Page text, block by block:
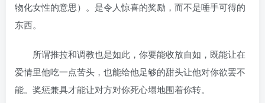
物化女性的意思）。是令人惊喜的奖励，而不是唾手可得的
东西。
所谓推拉和调教也是如此，你要能收放自如，既能让在
爱情里他吃一点苦头，也能给他足够的甜头让他对你欲罢不
能。奖惩兼具才能让对方对你死心塌地围着你转。